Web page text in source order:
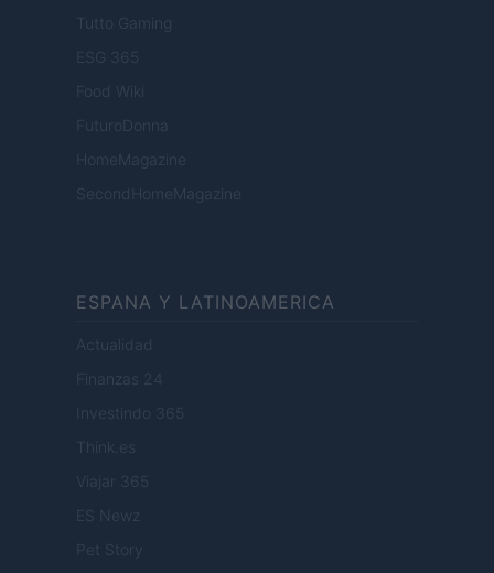
Tutto Gaming
ESG 365
Food Wiki
FuturoDonna
HomeMagazine
SecondHomeMagazine
ESPANA Y LATINOAMERICA
Actualidad
Finanzas 24
Investindo 365
Think.es
Viajar 365
ES Newz
Pet Story